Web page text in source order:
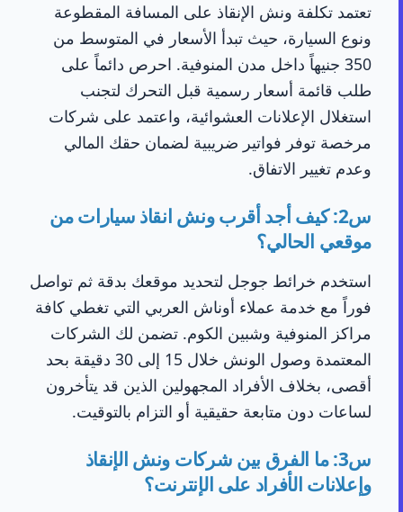
تعتمد تكلفة ونش الإنقاذ على المسافة المقطوعة
ونوع السيارة، حيث تبدأ الأسعار في المتوسط من
350 جنيهاً داخل مدن المنوفية. احرص دائماً على
طلب قائمة أسعار رسمية قبل التحرك لتجنب
استغلال الإعلانات العشوائية، واعتمد على شركات
مرخصة توفر فواتير ضريبية لضمان حقك المالي
وعدم تغيير الاتفاق.
س2: كيف أجد أقرب ونش انقاذ سيارات من
موقعي الحالي؟
استخدم خرائط جوجل لتحديد موقعك بدقة ثم تواصل
فوراً مع خدمة عملاء أوناش العربي التي تغطي كافة
مراكز المنوفية وشبين الكوم. تضمن لك الشركات
المعتمدة وصول الونش خلال 15 إلى 30 دقيقة بحد
أقصى، بخلاف الأفراد المجهولين الذين قد يتأخرون
لساعات دون متابعة حقيقية أو التزام بالتوقيت.
س3: ما الفرق بين شركات ونش الإنقاذ
وإعلانات الأفراد على الإنترنت؟